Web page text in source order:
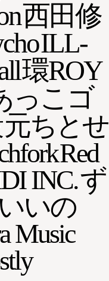
西田修
ILL-
環ROY
っこゴ
元ちとせ
Red
INC.ず
いの
Music